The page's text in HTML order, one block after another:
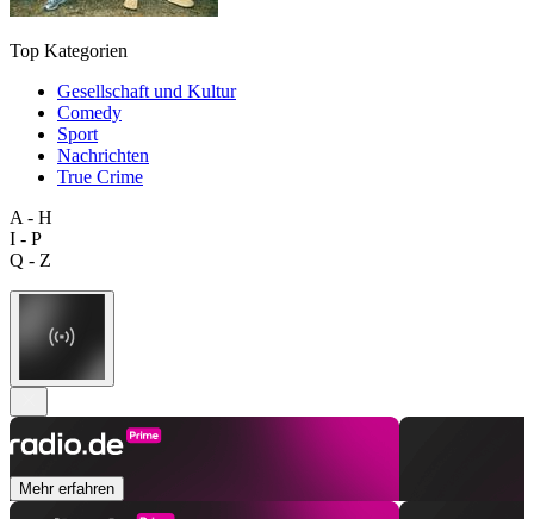
Top Kategorien
Gesellschaft und Kultur
Comedy
Sport
Nachrichten
True Crime
A - H
I - P
Q - Z
Mehr erfahren